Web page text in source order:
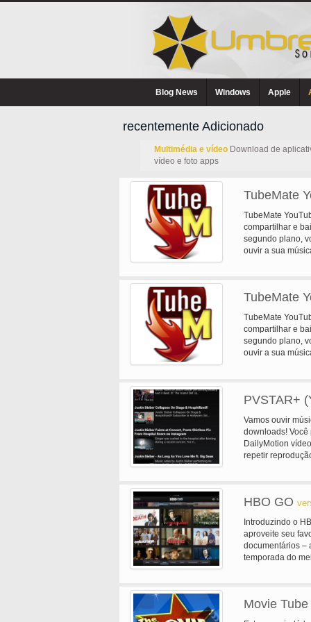
Blog News Windows Apple
recentemente Adicionado
Multimédia e vídeo Download de
vídeo e foto apps
TubeMate
TubeMate
compartilhar e
segundo plano,
ouvir a sua
TubeMate
TubeMate
compartilhar e
segundo plano,
ouvir a sua
PVSTAR+
Vamos ouvir
downloads! Você
DailyMotion
repetir
(até 100) - papel
em função de
redes lentas) -
Aberto em
reprodução do
HBO GO
Introduzindo o
aproveite seu
documentários –
temporada do
ama sobre HBO,
Movie